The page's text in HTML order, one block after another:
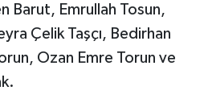
Barut, Emrullah Tosun,
Çelik Taşçı, Bedirhan
Ozan Emre Torun ve